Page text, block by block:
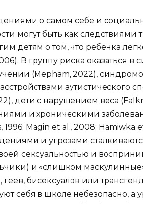
о самом себе и
могут быть как следствиями
детям о том, что ребенка
В группу риска оказаться
(Mepham, 2022),
аутистического
дети с нарушением веса
и хроническими
1996; Magin et al., 2008; Hamiwka
и угрозами
сексуальностью и
и «слишком
геев, бисексуалов или
себя в школе небезопасно,